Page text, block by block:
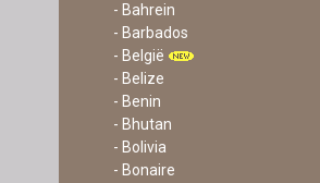
- Bahrein
- Barbados
- België
- Belize
- Benin
- Bhutan
- Bolivia
- Bonaire